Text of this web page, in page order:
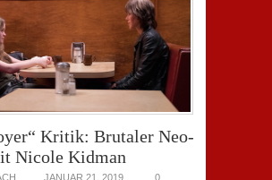
Kritik: Brutaler Neo-
Nicole Kidman
JANUAR 21, 2019
0